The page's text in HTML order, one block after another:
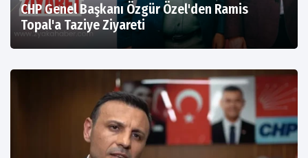
CHP Genel Başkanı Özgür Özel'den Ramis
Topal'a Taziye Ziyareti